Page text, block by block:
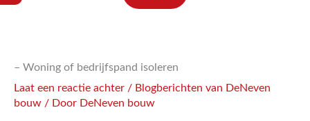
– Woning of bedrijfspand isoleren
Laat een reactie achter / Blogberichten van DeNeven
bouw / Door DeNeven bouw